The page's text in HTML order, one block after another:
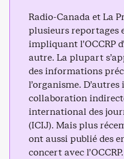
Radio-Canada et La
plusieurs reportages
impliquant l’OCCRP
autre. La plupart
des informations
l’organisme.
collaboration
international des
(ICIJ). Mais plus
ont aussi publié des
concert avec l’OCCRP.